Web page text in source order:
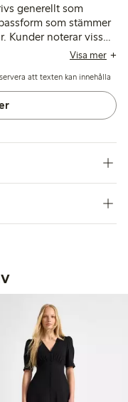
generellt som
som stämmer
Kunder noterar viss
ofta att välja en
eller benäget att
Visa mer
att texten kan innehålla